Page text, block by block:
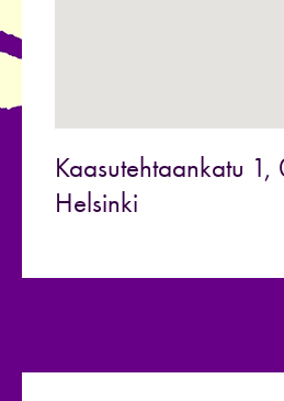
Kaasutehtaankatu
Helsinki